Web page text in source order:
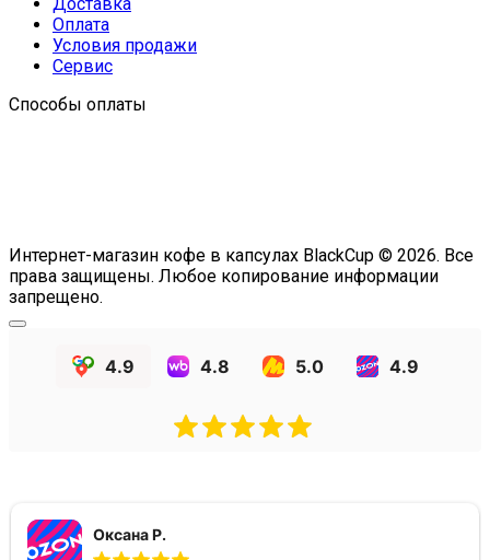
Оплата
Условия продажи
Сервис
Способы оплаты
Интернет-магазин кофе в капсулах BlackCup © 2026. Все
права защищены. Любое копирование информации
запрещено.
4.9 4.8 5.0 4.9
Оксана Р.